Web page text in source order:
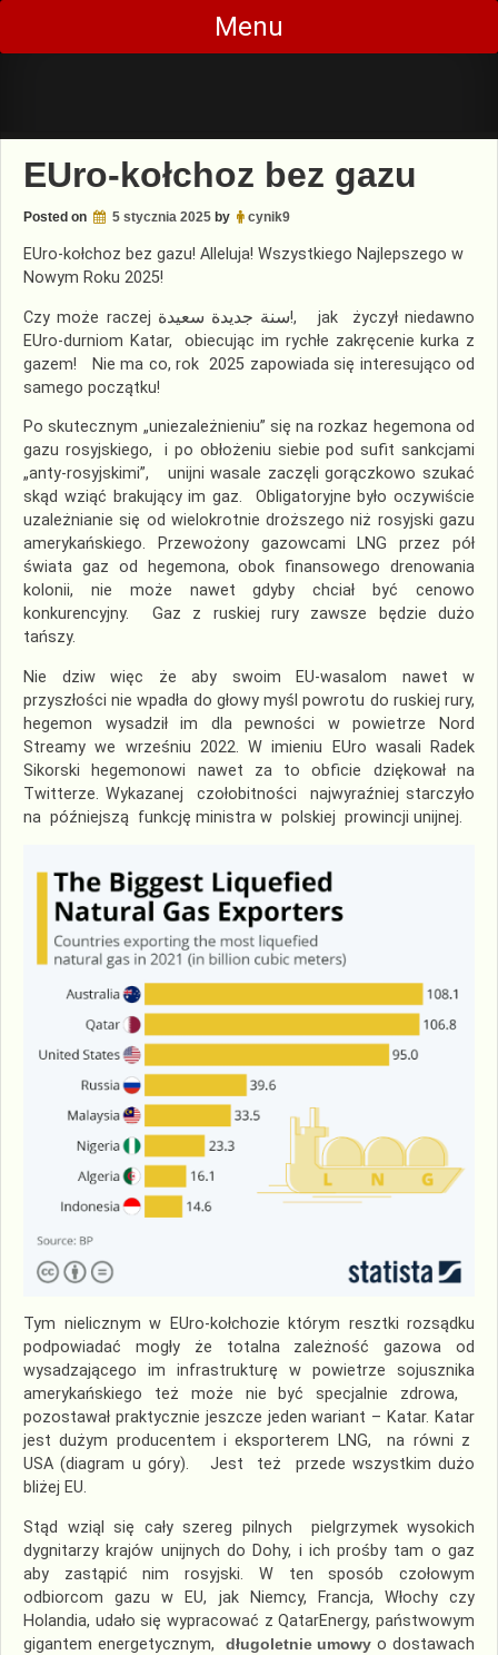
Skip
content
Menu
EUro-kołchoz bez gazu
Posted on 5 stycznia 2025 by cynik9
EUro-kołchoz bez gazu! Alleluja! Wszystkiego Najlepszego w
Nowym Roku 2025!
Czy może raczej سنة جديدة سعيدة!, jak życzył niedawno
EUro-durniom Katar, obiecując im rychłe zakręcenie kurka z
gazem! Nie ma co, rok 2025 zapowiada się interesująco od
samego początku!
Po skutecznym „uniezależnieniu” się na rozkaz hegemona od
gazu rosyjskiego, i po obłożeniu siebie pod sufit sankcjami
„anty-rosyjskimi”, unijni wasale zaczęli gorączkowo szukać
skąd wziąć brakujący im gaz. Obligatoryjne było oczywiście
uzależnianie się od wielokrotnie droższego niż rosyjski gazu
amerykańskiego. Przewożony gazowcami LNG przez pół
świata gaz od hegemona, obok finansowego drenowania
kolonii, nie może nawet gdyby chciał być cenowo
konkurencyjny. Gaz z ruskiej rury zawsze będzie dużo
tańszy.
Nie dziw więc że aby swoim EU-wasalom nawet w
przyszłości nie wpadła do głowy myśl powrotu do ruskiej rury,
hegemon wysadził im dla pewności w powietrze Nord
Streamy we wrześniu 2022. W imieniu EUro wasali Radek
Sikorski hegemonowi nawet za to obficie dziękował na
Twitterze. Wykazanej czołobitności najwyraźniej starczyło
na późniejszą funkcję ministra w polskiej prowincji unijnej.
Tym nielicznym w EUro-kołchozie którym resztki rozsądku
podpowiadać mogły że totalna zależność gazowa od
wysadzającego im infrastrukturę w powietrze sojusznika
amerykańskiego też może nie być specjalnie zdrowa,
pozostawał praktycznie jeszcze jeden wariant – Katar. Katar
jest dużym producentem i eksporterem LNG, na równi z
USA (diagram u góry). Jest też przede wszystkim dużo
bliżej EU.
Stąd wziąl się cały szereg pilnych pielgrzymek wysokich
dygnitarzy krajów unijnych do Dohy, i ich prośby tam o gaz
aby zastąpić nim rosyjski. W ten sposób czołowym
odbiorcom gazu w EU, jak Niemcy, Francja, Włochy czy
Holandia, udało się wypracować z QatarEnergy, państwowym
gigantem energetycznym, długoletnie umowy o dostawach